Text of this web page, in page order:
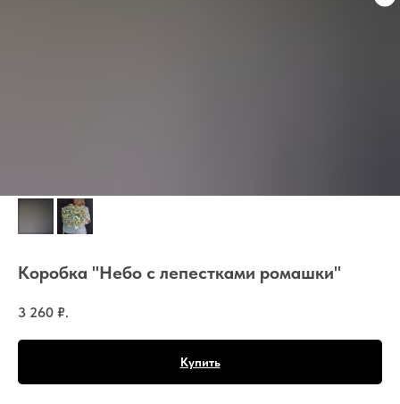
Коробка "Небо с лепестками ромашки"
3 260 ₽.
Купить